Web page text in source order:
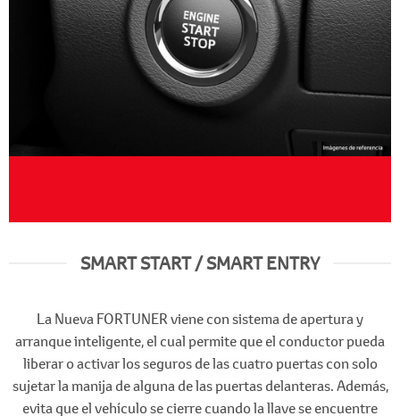
SMART START / SMART ENTRY
La Nueva FORTUNER viene con sistema de apertura y
arranque inteligente, el cual permite que el conductor pueda
liberar o activar los seguros de las cuatro puertas con solo
sujetar la manija de alguna de las puertas delanteras. Además,
evita que el vehículo se cierre cuando la llave se encuentre